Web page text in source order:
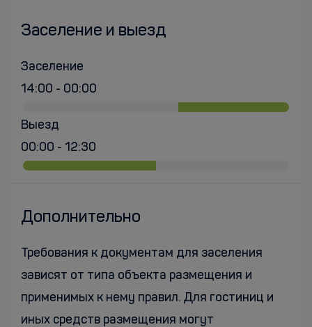
Заселение и выезд
Заселение
14:00 - 00:00
Выезд
00:00 - 12:30
Дополнительно
Требования к документам для заселения
зависят от типа объекта размещения и
применимых к нему правил. Для гостиниц и
иных средств размещения могут